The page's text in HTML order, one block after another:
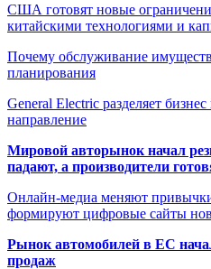
США готовят новые
китайскими технологиями и
Почему обслуживание
планирования
General Electric разделяет
направление
Мировой авторынок начал
падают, а производители
Онлайн-медиа меняют
формируют цифровые сайты
Рынок автомобилей в ЕС
продаж